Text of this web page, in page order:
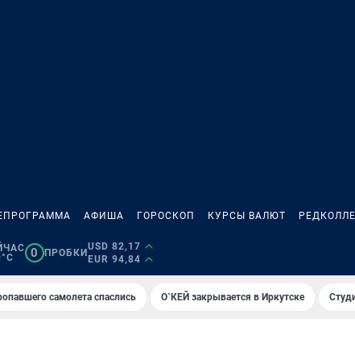
АФИША ГОРОСКОП КУРСЫ ВАЛЮТ
0 ПРОБКИ
USD 82,17
EUR 94,84
самолета спаслись О`КЕЙ закрывается в Иркутске